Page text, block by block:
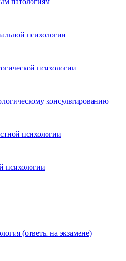
психологии
психологии
консультированию
психологии
психологии
(ответы на экзамене)